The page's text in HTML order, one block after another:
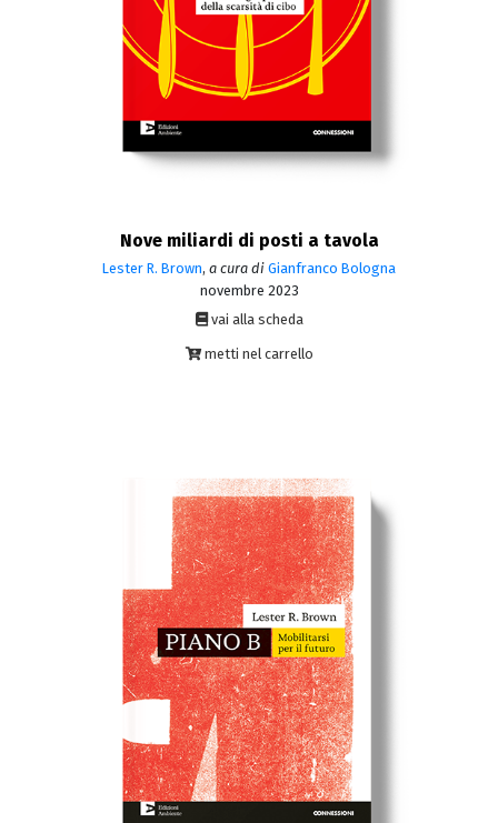
Nove miliardi di posti a tavola
Lester R. Brown, a cura di Gianfranco Bologna
novembre 2023
vai alla scheda
metti nel carrello